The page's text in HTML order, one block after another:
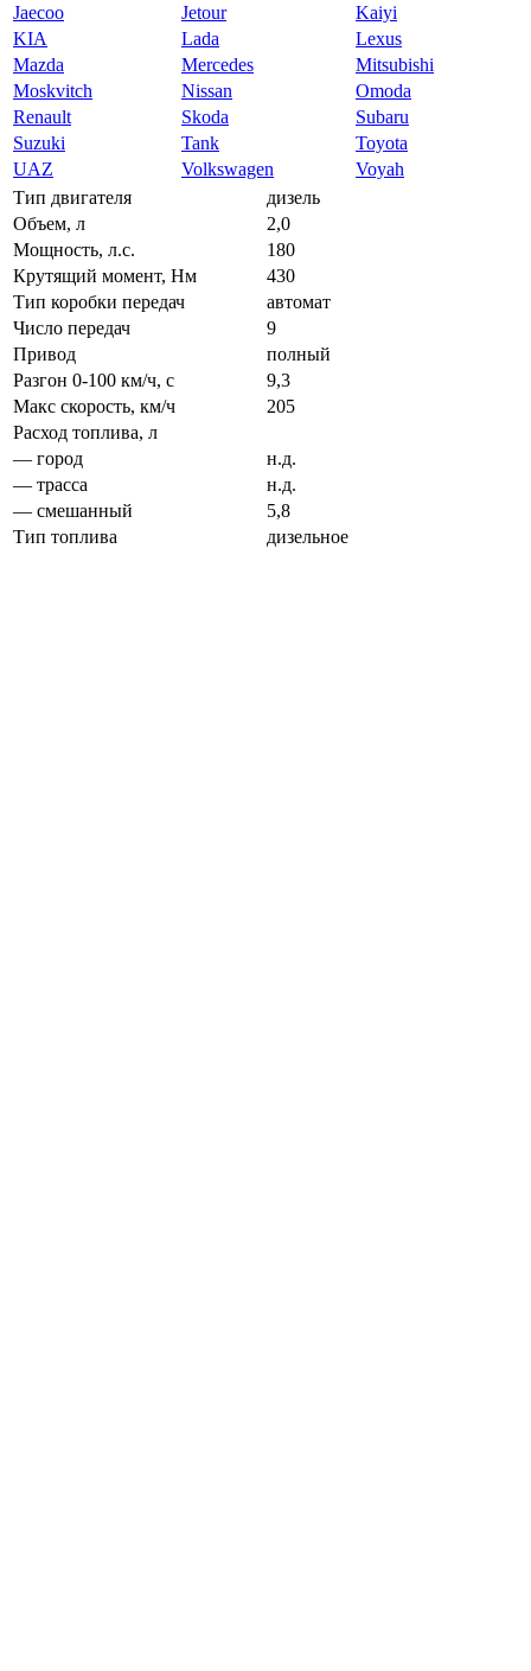
Jaecoo
Jetour
Kaiyi
KIA
Lada
Lexus
Mazda
Mercedes
Mitsubishi
Moskvitch
Nissan
Omoda
Renault
Skoda
Subaru
Suzuki
Tank
Toyota
UAZ
Volkswagen
Voyah
Тип двигателя
дизель
Объем, л
2,0
Мощность, л.с.
180
Крутящий момент, Нм
430
Тип коробки передач
автомат
Число передач
9
Привод
полный
Разгон 0-100 км/ч, с
9,3
Макс скорость, км/ч
205
Расход топлива, л
— город
н.д.
— трасса
н.д.
— смешанный
5,8
Тип топлива
дизельное